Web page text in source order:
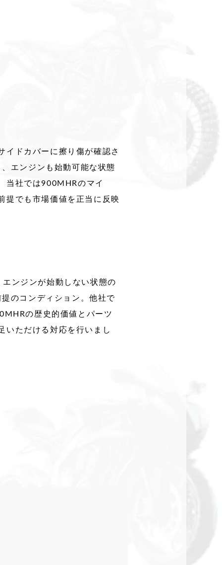
イドカバーに擦り傷が確認さ
エンジンも始動可能な状態
当社では900MHRのマイ
提でも市場価値を正当に反映
ンジンが始動しない状態の
のコンディション。他社で
の歴史的価値とパーツ
いただける対応を行いまし